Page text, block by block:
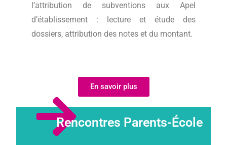
l’attribution de subventions aux Apel
d’établissement : lecture et étude des
dossiers, attribution des notes et du montant.
En savoir plus
Rencontres Parents-École